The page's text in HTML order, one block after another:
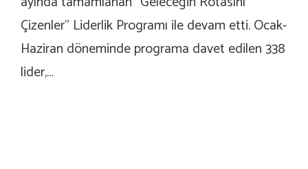
Çizenler” Liderlik Programı ile devam etti. Ocak-
Haziran döneminde programa davet edilen 338
lider,…